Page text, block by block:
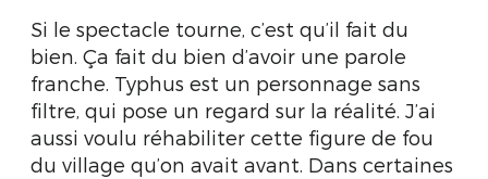
Si le spectacle tourne, c’est qu’il fait du
bien. Ça fait du bien d’avoir une parole
franche. Typhus est un personnage sans
filtre, qui pose un regard sur la réalité. J’ai
aussi voulu réhabiliter cette figure de fou
du village qu’on avait avant. Dans certaines